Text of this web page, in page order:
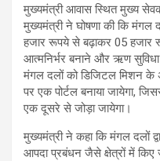
मुख्यमंत्री आवास स्थित मुख्य
मुख्यमंत्री ने घोषणा की कि मंगल
हजार रूपये से बढ़ाकर 05 हजार
आत्मनिर्भर बनाने और ऋण
मंगल दलों को डिजिटल मिशन के
पर एक पोर्टल बनाया जायेगा,
एक दूसरे से जोड़ा जायेगा।
मुख्यमंत्री ने कहा कि मंगल दलों
आपदा प्रबंधन जैसे क्षेत्रों में किए